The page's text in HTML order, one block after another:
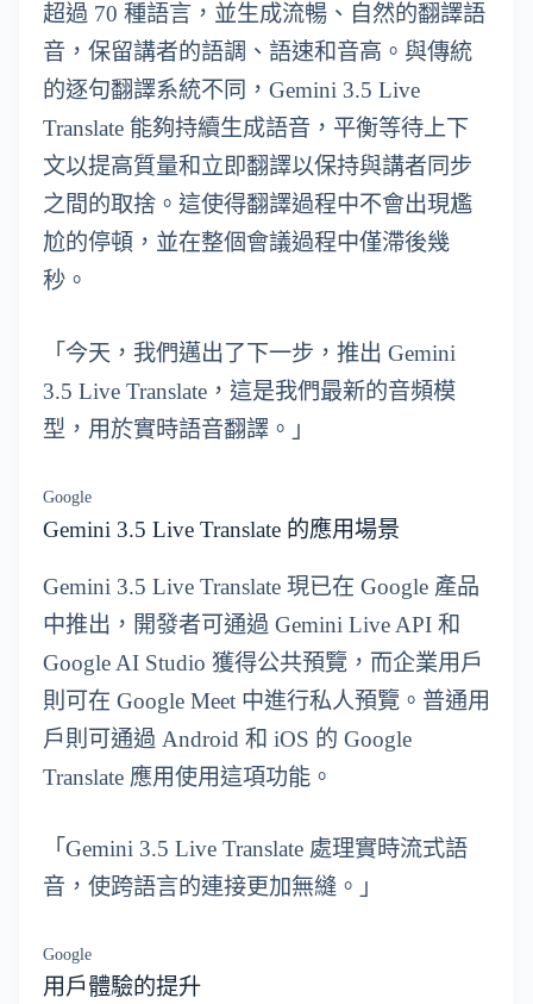
超過 70 種語言，並生成流暢、自然的翻譯語
音，保留講者的語調、語速和音高。與傳統
的逐句翻譯系統不同，Gemini 3.5 Live
Translate 能夠持續生成語音，平衡等待上下
文以提高質量和立即翻譯以保持與講者同步
之間的取捨。這使得翻譯過程中不會出現尷
尬的停頓，並在整個會議過程中僅滯後幾
秒。
「今天，我們邁出了下一步，推出 Gemini
3.5 Live Translate，這是我們最新的音頻模
型，用於實時語音翻譯。」
Google
Gemini 3.5 Live Translate 的應用場景
Gemini 3.5 Live Translate 現已在 Google 產品
中推出，開發者可通過 Gemini Live API 和
Google AI Studio 獲得公共預覽，而企業用戶
則可在 Google Meet 中進行私人預覽。普通用
戶則可通過 Android 和 iOS 的 Google
Translate 應用使用這項功能。
「Gemini 3.5 Live Translate 處理實時流式語
音，使跨語言的連接更加無縫。」
Google
用戶體驗的提升